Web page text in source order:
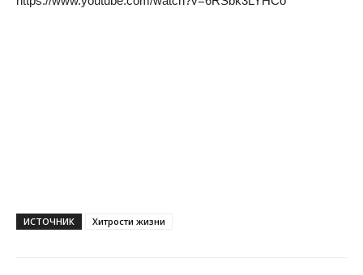
ИСТОЧНИК Хитрости жизни